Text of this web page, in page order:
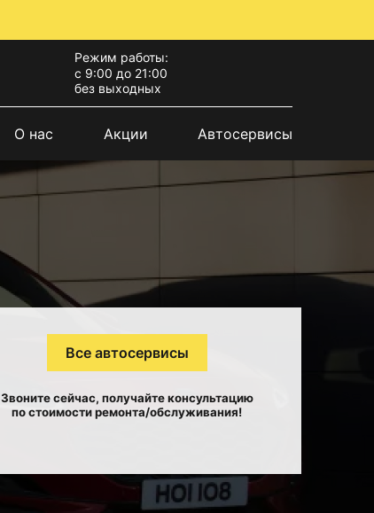
Режим работы:
с 9:00 до 21:00
без выходных
О нас Акции Автосервисы
Все автосервисы
Звоните сейчас, получайте консультацию
по стоимости ремонта/обслуживания!